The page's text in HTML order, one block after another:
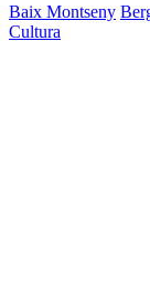
Baix Montseny
Cultura